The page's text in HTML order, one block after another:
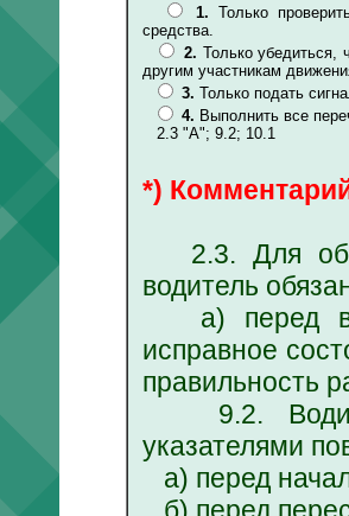
1. Только
средства.
2. Только убедиться,
другим участникам
3. Только подать
4. Выполнить все
2.3 "А"; 9.2; 10.1
*)
2.3. Для
водитель
а) перед
исправное
правильность
9.2.
указателями
а) перед
б) перед